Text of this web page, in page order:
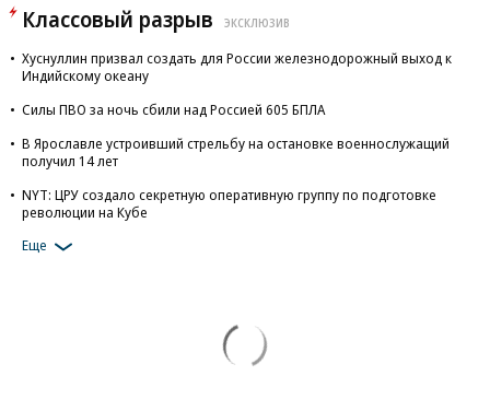
Классовый разрыв ЭКСКЛЮЗИВ
Хуснуллин призвал создать для России железнодорожный выход к
Индийскому океану
Силы ПВО за ночь сбили над Россией 605 БПЛА
В Ярославле устроивший стрельбу на остановке военнослужащий
получил 14 лет
NYT: ЦРУ создало секретную оперативную группу по подготовке
революции на Кубе
Еще